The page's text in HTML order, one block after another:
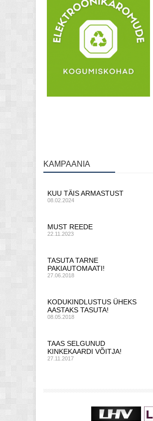
KAMPAANIA
KUU TÄIS ARMASTUST
08.02.2024
MUST REEDE
22.11.2023
TASUTA TARNE
PAKIAUTOMAATI!
27.06.2018
KODUKINDLUSTUS ÜHEKS
AASTAKS TASUTA!
08.05.2018
TAAS SELGUNUD
KINKEKAARDI VÕITJA!
27.11.2017